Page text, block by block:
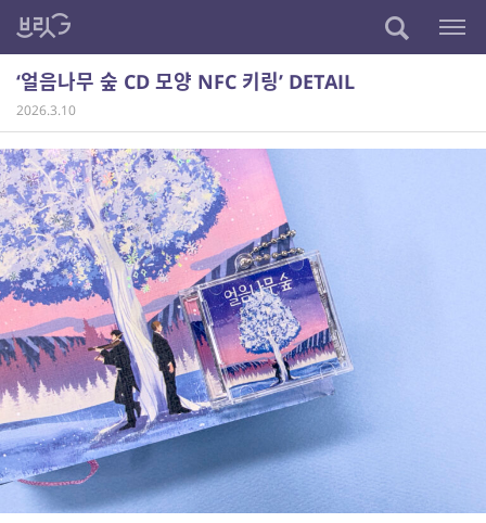
‘얼음나무 숲 CD 모양 NFC 키링’ DETAIL
2026.3.10